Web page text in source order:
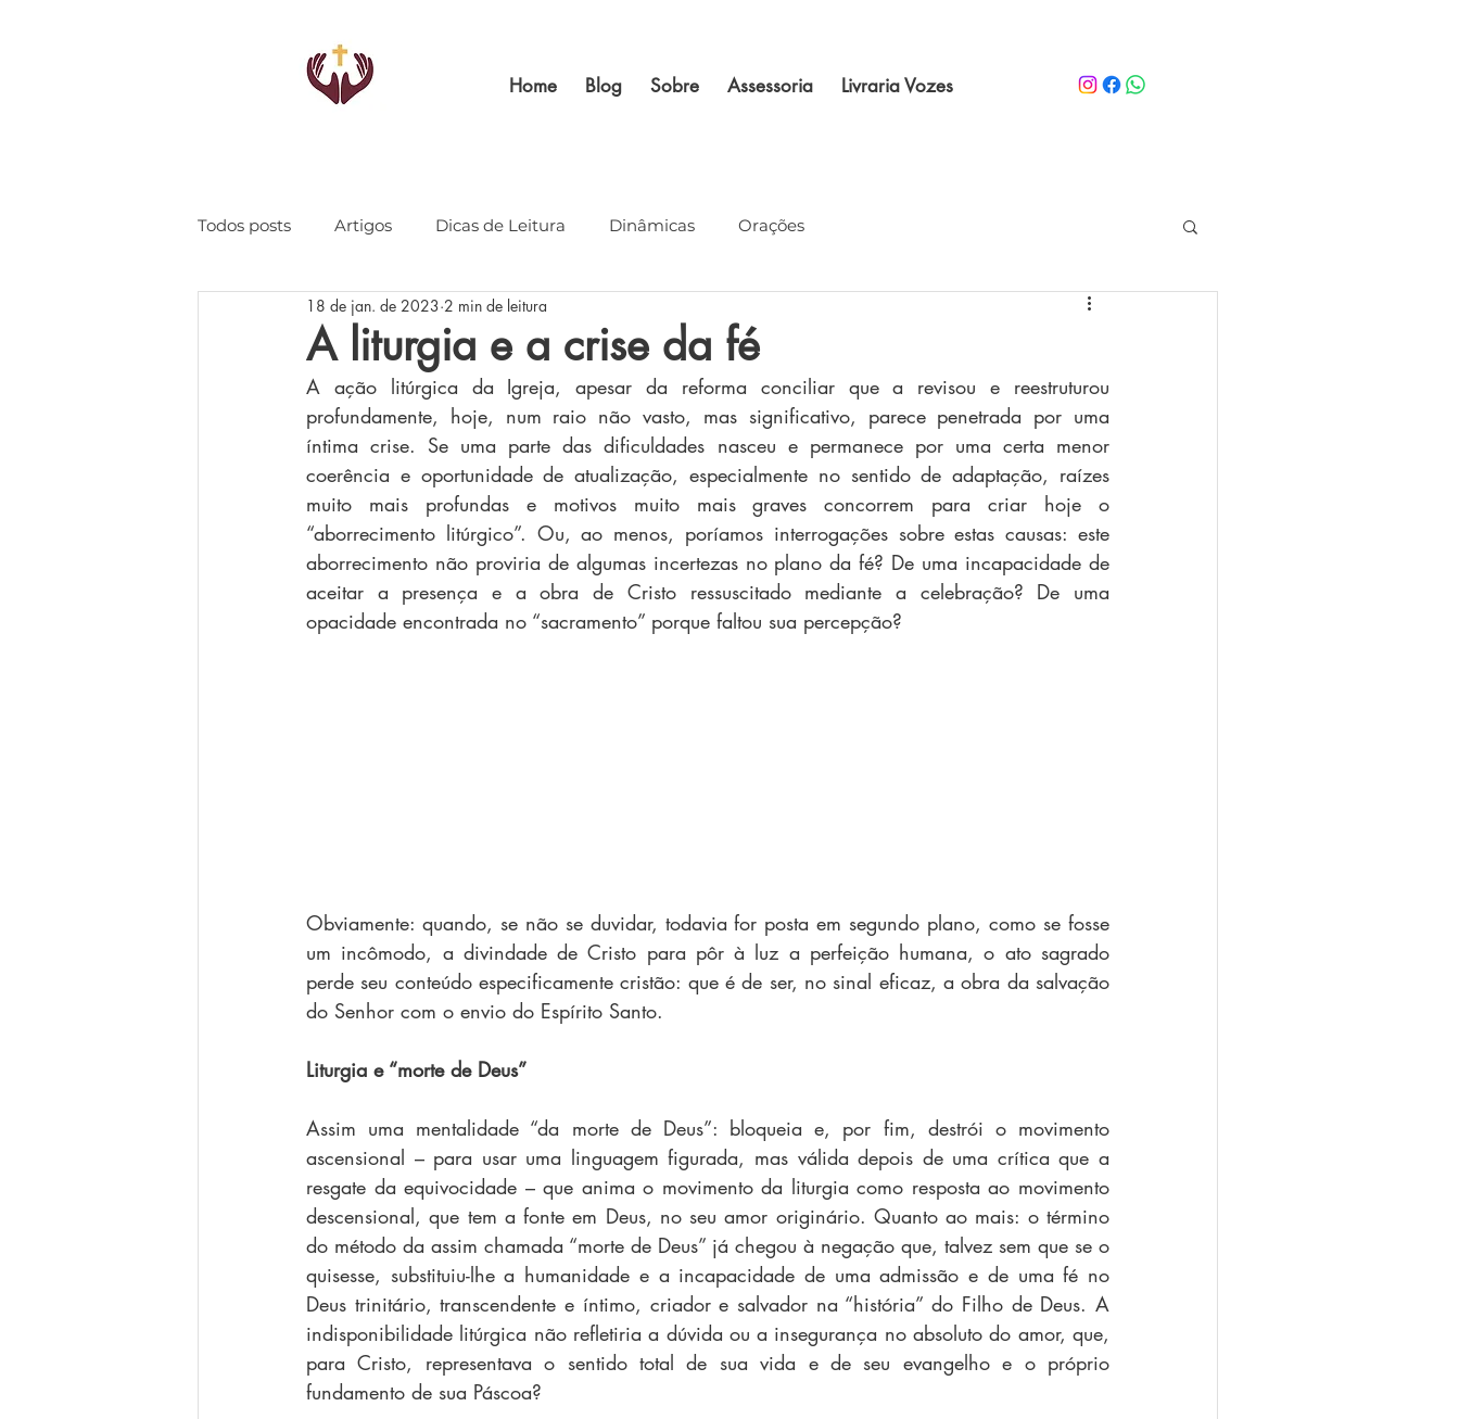
Home Blog Sobre Assessoria Livraria Vozes
Todos posts Artigos Dicas de Leitura Dinâmicas Orações
A liturgia e a crise da fé
18 de jan. de 2023 2 min de leitura
A ação litúrgica da Igreja, apesar da reforma conciliar que a revisou e reestruturou
profundamente, hoje, num raio não vasto, mas significativo, parece penetrada por uma
íntima crise. Se uma parte das dificuldades nasceu e permanece por uma certa menor
coerência e oportunidade de atualização, especialmente no sentido de adaptação, raízes
muito mais profundas e motivos muito mais graves concorrem para criar hoje o
“aborrecimento litúrgico”. Ou, ao menos, poríamos interrogações sobre estas causas: este
aborrecimento não proviria de algumas incertezas no plano da fé? De uma incapacidade de
aceitar a presença e a obra de Cristo ressuscitado mediante a celebração? De uma
opacidade encontrada no “sacramento” porque faltou sua percepção?
Obviamente: quando, se não se duvidar, todavia for posta em segundo plano, como se fosse
um incômodo, a divindade de Cristo para pôr à luz a perfeição humana, o ato sagrado
perde seu conteúdo especificamente cristão: que é de ser, no sinal eficaz, a obra da salvação
do Senhor com o envio do Espírito Santo.
Liturgia e “morte de Deus”
Assim uma mentalidade “da morte de Deus”: bloqueia e, por fim, destrói o movimento
ascensional – para usar uma linguagem figurada, mas válida depois de uma crítica que a
resgate da equivocidade – que anima o movimento da liturgia como resposta ao movimento
descensional, que tem a fonte em Deus, no seu amor originário. Quanto ao mais: o término
do método da assim chamada “morte de Deus” já chegou à negação que, talvez sem que se o
quisesse, substituiu-lhe a humanidade e a incapacidade de uma admissão e de uma fé no
Deus trinitário, transcendente e íntimo, criador e salvador na “história” do Filho de Deus. A
indisponibilidade litúrgica não refletiria a dúvida ou a insegurança no absoluto do amor, que,
para Cristo, representava o sentido total de sua vida e de seu evangelho e o próprio
fundamento de sua Páscoa?